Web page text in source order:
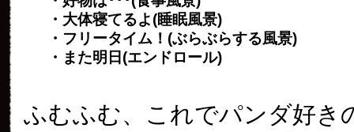
・大体寝てるよ(睡眠風景)
・フリータイム！(ぶらぶらする風景)
・また明日(エンドロール)
ふむふむ、これでパンダ好き